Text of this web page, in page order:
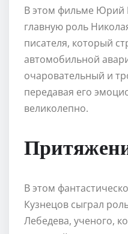
В этом фильме Юрий
главную роль
писателя, который
автомобильной
очаровательный и
передавая его
великолепно.
В этом
Кузнецов сыграл
Лебедева, ученого,